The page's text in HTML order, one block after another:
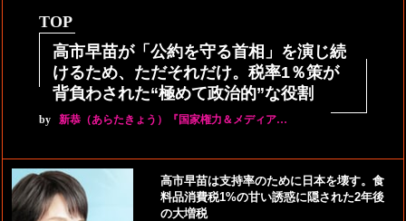
TOP
高市早苗が「公約を守る首相」を演じ続
けるため、ただそれだけ。税率1％策が
背負わされた“極めて政治的”な役割
by 新恭（あらたきょう）『国家権力＆メディア…
高市早苗は支持率のために日本を壊す。食
料品消費税1%の甘い誘惑に隠された2年後
の大増税